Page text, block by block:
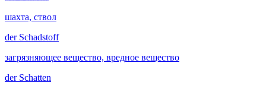
шахта, ствол
derSchadstoff
загрязняющее вещество, вредное вещество
derSchatten